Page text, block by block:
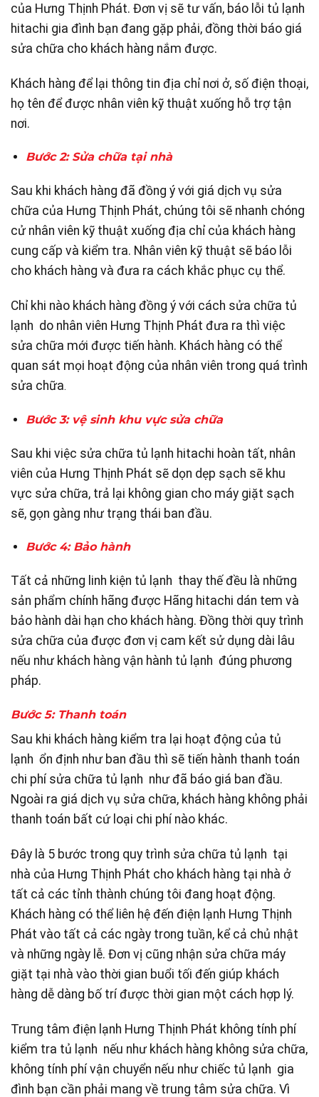
của Hưng Thịnh Phát. Đơn vị sẽ tư vấn, báo lỗi tủ lạnh
hitachi gia đình bạn đang gặp phải, đồng thời báo giá
sửa chữa cho khách hàng nắm được.
Khách hàng để lại thông tin địa chỉ nơi ở, số điện thoại,
họ tên để được nhân viên kỹ thuật xuống hỗ trợ tận
nơi.
Bước 2: Sửa chữa tại nhà
Sau khi khách hàng đã đồng ý với giá dịch vụ sửa
chữa của Hưng Thịnh Phát, chúng tôi sẽ nhanh chóng
cử nhân viên kỹ thuật xuống địa chỉ của khách hàng
cung cấp và kiểm tra. Nhân viên kỹ thuật sẽ báo lỗi
cho khách hàng và đưa ra cách khắc phục cụ thể.
Chỉ khi nào khách hàng đồng ý với cách sửa chữa tủ
lạnh do nhân viên Hưng Thịnh Phát đưa ra thì việc
sửa chữa mới được tiến hành. Khách hàng có thể
quan sát mọi hoạt động của nhân viên trong quá trình
sửa chữa.
Bước 3: vệ sinh khu vực sửa chữa
Sau khi việc sửa chữa tủ lạnh hitachi hoàn tất, nhân
viên của Hưng Thịnh Phát sẽ dọn dẹp sạch sẽ khu
vực sửa chữa, trả lại không gian cho máy giặt sạch
sẽ, gọn gàng như trạng thái ban đầu.
Bước 4: Bảo hành
Tất cả những linh kiện tủ lạnh thay thế đều là những
sản phẩm chính hãng được Hãng hitachi dán tem và
bảo hành dài hạn cho khách hàng. Đồng thời quy trình
sửa chữa của được đơn vị cam kết sử dụng dài lâu
nếu như khách hàng vận hành tủ lạnh đúng phương
pháp.
Bước 5: Thanh toán
Sau khi khách hàng kiểm tra lại hoạt động của tủ
lạnh ổn định như ban đầu thì sẽ tiến hành thanh toán
chi phí sửa chữa tủ lạnh như đã báo giá ban đầu.
Ngoài ra giá dịch vụ sửa chữa, khách hàng không phải
thanh toán bất cứ loại chi phí nào khác.
Đây là 5 bước trong quy trình sửa chữa tủ lạnh tại
nhà của Hưng Thịnh Phát cho khách hàng tại nhà ở
tất cả các tỉnh thành chúng tôi đang hoạt động.
Khách hàng có thể liên hệ đến điện lạnh Hưng Thịnh
Phát vào tất cả các ngày trong tuần, kể cả chủ nhật
và những ngày lễ. Đơn vị cũng nhận sửa chữa máy
giặt tại nhà vào thời gian buổi tối đến giúp khách
hàng dễ dàng bố trí được thời gian một cách hợp lý.
Trung tâm điện lạnh Hưng Thịnh Phát không tính phí
kiểm tra tủ lạnh nếu như khách hàng không sửa chữa,
không tính phí vận chuyển nếu như chiếc tủ lạnh gia
đình bạn cần phải mang về trung tâm sửa chữa. Vì